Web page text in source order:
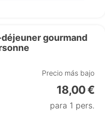
gourmand
Precio más bajo
18,00 €
para 1 pers.